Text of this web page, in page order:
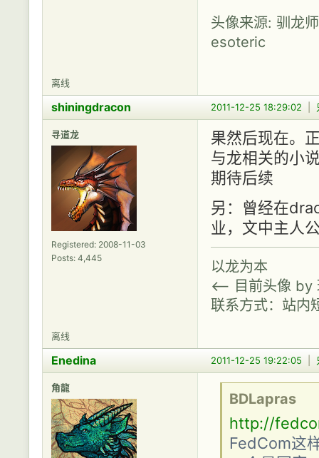
头像来源: 驯龙
esoteric
离线
2011-12-25 18:29:02
shiningdracon
寻道龙
Registered: 2008-11-03
Posts: 4,445
果然后现在。
与龙相关的小
期待后续
另：曾经在
业，文中主人
以龙为本
<-- 目前头像 by
联系方式：站内
离线
2011-12-25 19:22:05
Enedina
角龍
BDLapras
http://
FedCom这